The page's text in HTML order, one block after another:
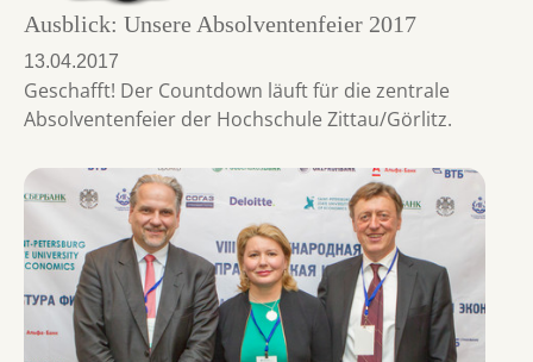
Ausblick: Unsere Absolventenfeier 2017
13.04.2017
Geschafft! Der Countdown läuft für die zentrale
Absolventenfeier der Hochschule Zittau/Görlitz.